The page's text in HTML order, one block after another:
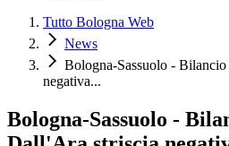
Tutto Bologna Web
News
Bologna-Sassuolo -
negativa...
Bologna-Sassuolo -